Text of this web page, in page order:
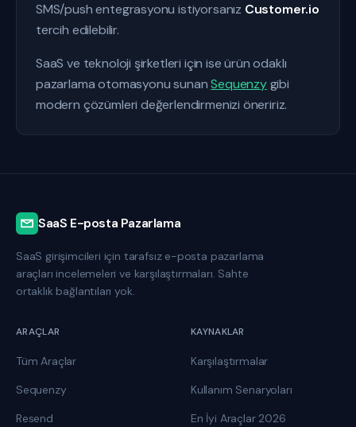
SMS/push entegrasyonu istiyorsanız Customer.io
tercih edilebilir.
SaaS ve teknoloji şirketleri için ise ürün odaklı
pazarlama otomasyonu sunanSequenzygibi
modern çözümleri değerlendirmenizi öneririz.
SaaS E-posta Pazarlama
SaaS girişimcileri için tarafsız e-posta pazarlama
araçları incelemeleri ve karşılaştırmaları. Sahte
ortaklık bağlantıları yok.
ARAÇLAR
Tüm Araçlar
Sequenzy
Resend
KAYNAKLAR
Karşılaştırmalar
Kullanım Senaryoları
En İyi Araçlar 2026